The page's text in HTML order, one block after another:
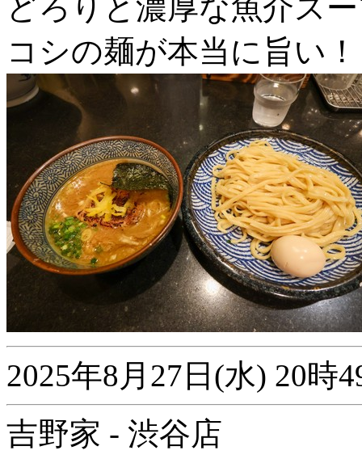
どろりと濃厚な魚介ス
コシの麺が本当に旨い！
2025年8月27日(水) 20時
吉野家 - 渋谷店